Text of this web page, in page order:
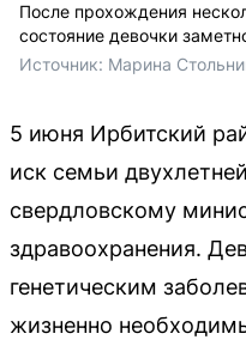
После прохождения
состояние девочки
Источник: Марина
5 июня Ирбитский
иск семьи
свердловскому
здравоохранения.
генетическим
жизненно